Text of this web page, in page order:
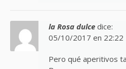
la Rosa dulce dice:
05/10/2017 en 22:22
Pero qué aperitivos